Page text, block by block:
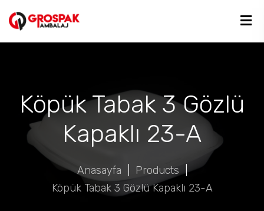
Köpük Tabak 3 Gözlü
Kapaklı 23-A
Anasayfa Products |
Köpük Tabak 3 Gözlü Kapaklı 23-A